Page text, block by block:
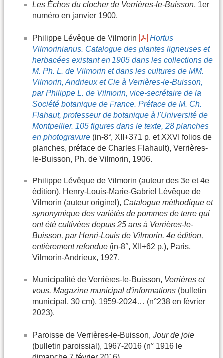
Les Échos du clocher de Verrières-le-Buisson, 1er
numéro en janvier 1900.
Philippe Lévêque de Vilmorin
Hortus
Vilmorinianus. Catalogue des plantes ligneuses et
herbacées existant en 1905 dans les collections de
M. Ph. L. de Vilmorin et dans les cultures de MM.
Vilmorin, Andrieux et Cie à Verrières-le-Buisson,
par Philippe L. de Vilmorin, vice-secrétaire de la
Société botanique de France. Préface de M. Ch.
Flahaut, professeur de botanique à l'Université de
Montpellier. 105 figures dans le texte, 28 planches
en photogravure (in-8°, XII+371 p. et XXVI folios de
planches, préface de Charles Flahault), Verrières-
le-Buisson, Ph. de Vilmorin, 1906.
Philippe Lévêque de Vilmorin (auteur des 3e et 4e
édition), Henry-Louis-Marie-Gabriel Lévêque de
Vilmorin (auteur originel), Catalogue méthodique et
synonymique des variétés de pommes de terre qui
ont été cultivées depuis 25 ans à Verrières-le-
Buisson, par Henri-Louis de Vilmorin. 4e édition,
entièrement refondue (in-8°, XII+62 p.), Paris,
Vilmorin-Andrieux, 1927.
Municipalité de Verrières-le-Buisson, Verrières et
vous. Magazine municipal d'informations (bulletin
municipal, 30 cm), 1959-2024… (n°238 en février
2023).
Paroisse de Verrières-le-Buisson, Jour de joie
(bulletin paroissial), 1967-2016 (n° 1916 le